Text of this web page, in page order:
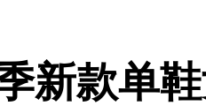
新款单